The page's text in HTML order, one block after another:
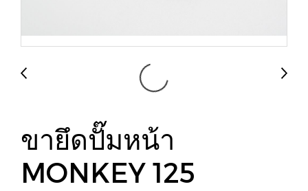
ขายึดปั๊มหน้า
MONKEY 125